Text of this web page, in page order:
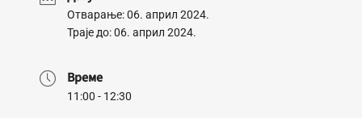
Отварање: 06. април 2024.
Траје до: 06. април 2024.
Време
11:00 - 12:30